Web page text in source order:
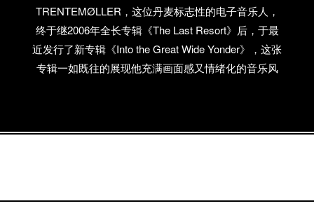
TRENTEMØLLER，这位丹麦标志性的电子音乐人，
终于继2006年全长专辑《The Last Resort》后，于最
近发行了新专辑《Into the Great Wide Yonder》，这张
专辑一如既往的展现他充满画面感又情绪化的音乐风